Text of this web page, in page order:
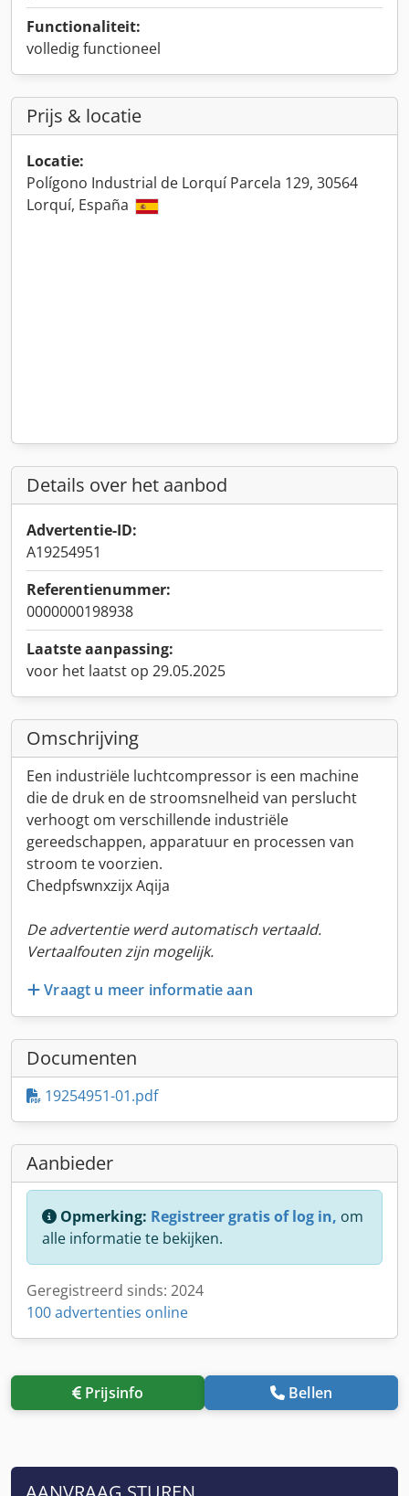
Functionaliteit:
volledig functioneel
Prijs & locatie
Locatie:
Polígono Industrial de Lorquí Parcela 129, 30564
Lorquí, España
Details over het aanbod
Advertentie-ID:
A19254951
Referentienummer:
0000000198938
Laatste aanpassing:
voor het laatst op 29.05.2025
Omschrijving
Een industriële luchtcompressor is een machine
die de druk en de stroomsnelheid van perslucht
verhoogt om verschillende industriële
gereedschappen, apparatuur en processen van
stroom te voorzien.
Chedpfswnxzijx Aqija
De advertentie werd automatisch vertaald.
Vertaalfouten zijn mogelijk.
Vraagt u meer informatie aan
Documenten
19254951-01.pdf
Aanbieder
Opmerking: Registreer gratis of log in, om
alle informatie te bekijken.
Geregistreerd sinds: 2024
100 advertenties online
Prijsinfo Bellen